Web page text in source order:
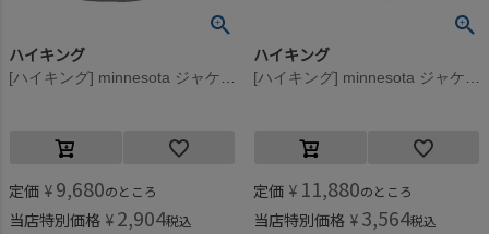
ハイキング
[ハイキング] minnesota ジャケット ブラウン
定価 ¥ 9,680のところ
当店特別価格 ¥ 2,904税込
ハイキング
[ハイキング] minnesota ジャケット ネイビー
定価 ¥ 11,880のところ
当店特別価格 ¥ 3,564税込